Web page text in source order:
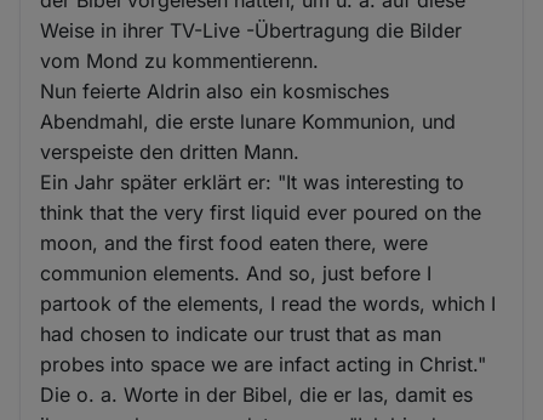
Weise in ihrer TV-Live -Übertragung die Bilder
vom Mond zu kommentierenn.
Nun feierte Aldrin also ein kosmisches
Abendmahl, die erste lunare Kommunion, und
verspeiste den dritten Mann.
Ein Jahr später erklärt er: "It was interesting to
think that the very first liquid ever poured on the
moon, and the first food eaten there, were
communion elements. And so, just before I
partook of the elements, I read the words, which I
had chosen to indicate our trust that as man
probes into space we are infact acting in Christ."
Die o. a. Worte in der Bibel, die er las, damit es